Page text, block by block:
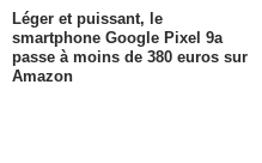
Léger et puissant, le
smartphone Google Pixel 9a
passe à moins de 380 euros sur
Amazon